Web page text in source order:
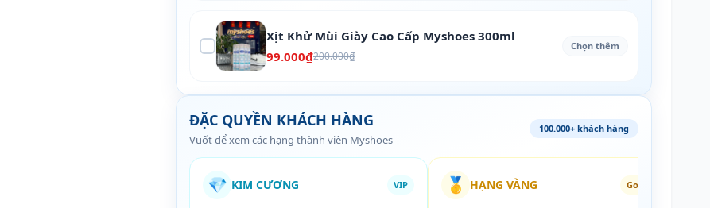
Xịt Khử Mùi Giày Cao Cấp Myshoes 300ml
99.000₫200.000₫
Chọn thêm
ĐẶC QUYỀN KHÁCH HÀNG
Vuốt để xem các hạng thành viên Myshoes
100.000+ khách hàng
💎 KIM CƯƠNG VIP 🥇 HẠNG VÀNG Gold